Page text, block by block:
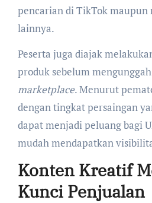
pencarian di TikTok maupun
lainnya.
Peserta juga diajak
produk sebelum
marketplace. Menurut
dengan tingkat persaingan
dapat menjadi peluang bagi
mudah mendapatkan
Konten Kreatif
Kunci Penjualan